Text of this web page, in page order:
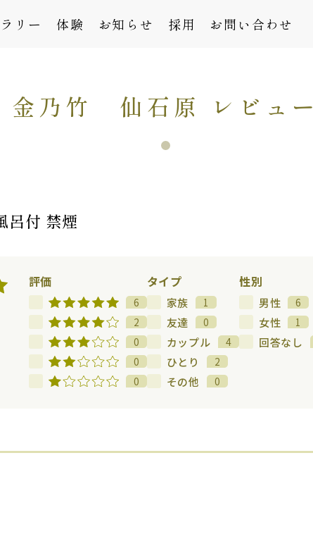
リー 体験 お知らせ 採用 お問い合わせ
金乃竹 仙石原 レビュー
付 禁煙
評価
6
2
0
0
0
タイプ
家族 1
友達 0
カップル 4
ひとり 2
その他 0
性別
男性 6
女性 1
回答なし